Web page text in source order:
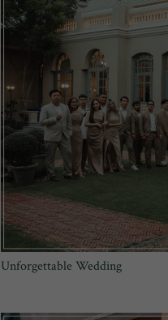
Unforgettable Wedding